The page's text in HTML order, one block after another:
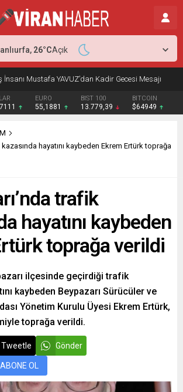
İnsanı Mustafa YAVUZ’dan Kadir Gecesi Mesajı
EURO
55,1881
BIST 100
13.779,39
BITCOIN
$64949
26°CAçık
hayatını kaybeden Ekrem Ertürk toprağa
trafik
hayatını kaybeden
toprağa verildi
ilçesinde geçirdiği trafik
kaybeden Beypazarı Sürücüler ve
Yönetim Kurulu Üyesi Ekrem Ertürk,
toprağa verildi.
Tweetle Gönder
ABONE OL